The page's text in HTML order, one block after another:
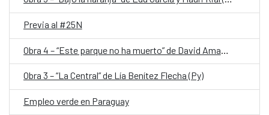
Previa al #25N
Obra 3 – “La Central” de Lía Benítez Flecha (Py)
Empleo verde en Paraguay